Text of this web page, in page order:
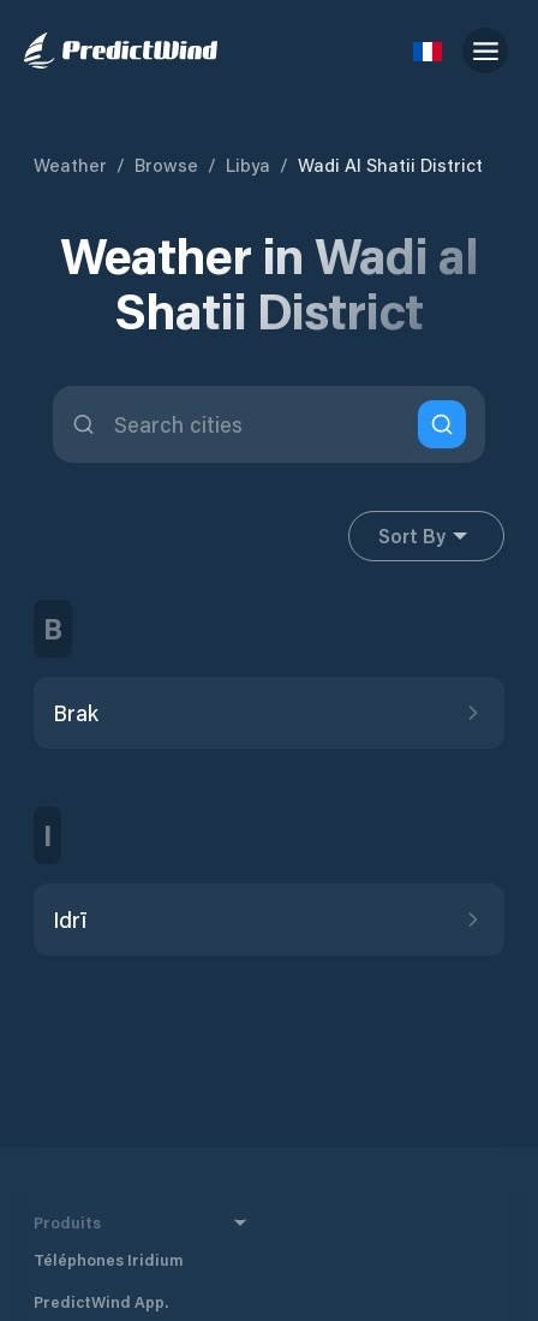
Weather / Browse / Libya / Wadi Al Shatii District
Weather in Wadi al
Shatii District
Sort By
B
Brak
I
Idrī
Produits
Téléphones Iridium
PredictWind App.